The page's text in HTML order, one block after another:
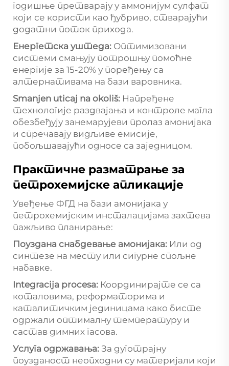
годишње претварају у аммонијум сулфат
који се користи као ђубриво, стварајући
додатни поток прихода.
Енергетска уштеда: Оптимизовани
системи смањују потрошњу помоћне
енергије за 15-20% у поређењу са
алтернативама на бази варовника.
Smanjen uticaj na okoliš: Напређене
технологије раздвајања и контроле магла
обезбеђују занемарујеви пролаз амонијака
и спречавају видљиве емисије,
побољшавајући односе са заједницом.
Практичне разматрање за
петрохемијске апликације
Увеђење ФГД на бази амонијака у
петрохемијским инсталацијама захтева
пажљиво планирање:
Поуздана снабдевање амонијака: Или од
синтезе на месту или сигурне спољне
набавке.
Integracija procesa: Координирајте се са
коталовима, реформаторима и
каталитичким јединицама како бисте
одржали оптималну температуру и
састав димних гасова.
Услуга одржавања: За дуготрајну
поузданост неопходни су материјали који